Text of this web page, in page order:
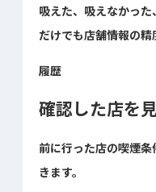
吸えた、吸えなかっ
だけでも店舗情報の精
履歴
確認した店を
前に行った店の喫煙
きます。